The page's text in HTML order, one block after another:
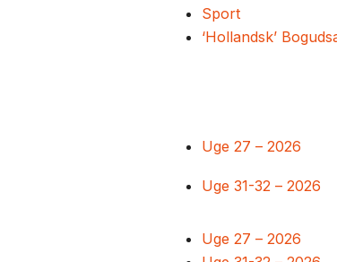
Sport
‘Hollandsk’
Uge 27 – 2026
Uge 31-32 – 2026
Uge 27 – 2026